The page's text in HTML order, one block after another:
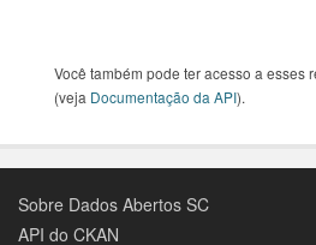
Você também pode ter acesso a esses
(veja Documentação da API).
Sobre Dados Abertos SC
API do CKAN